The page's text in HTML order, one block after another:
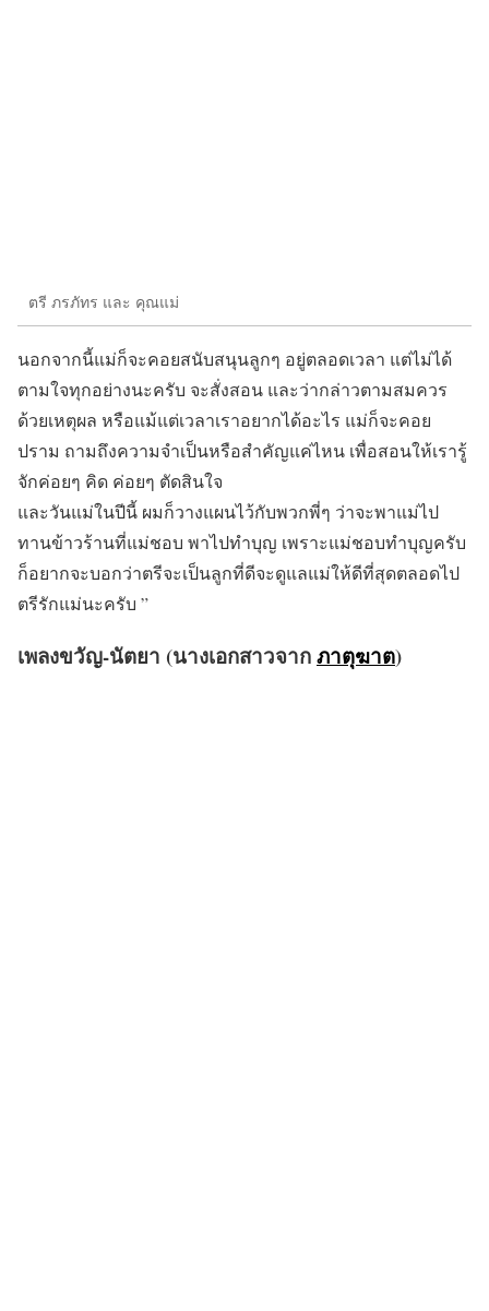
ตรี ภรภัทร และ คุณแม่
นอกจากนี้แม่ก็จะคอยสนับสนุนลูกๆ อยู่ตลอดเวลา แต่ไม่ได้
ตามใจทุกอย่างนะครับ จะสั่งสอน และว่ากล่าวตามสมควร
ด้วยเหตุผล หรือแม้แต่เวลาเราอยากได้อะไร แม่ก็จะคอย
ปราม ถามถึงความจำเป็นหรือสำคัญแค่ไหน เพื่อสอนให้เรารู้
จักค่อยๆ คิด ค่อยๆ ตัดสินใจ
และวันแม่ในปีนี้ ผมก็วางแผนไว้กับพวกพี่ๆ ว่าจะพาแม่ไป
ทานข้าวร้านที่แม่ชอบ พาไปทำบุญ เพราะแม่ชอบทำบุญครับ
ก็อยากจะบอกว่าตรีจะเป็นลูกที่ดีจะดูแลแม่ให้ดีที่สุดตลอดไป
ตรีรักแม่นะครับ ”
เพลงขวัญ-นัตยา (นางเอกสาวจากภาตุฆาต)